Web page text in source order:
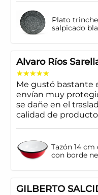
Plato
salpicado
Alvaro Ríos
Me gustó bastante
envían muy
se dañe en el
calidad de
Tazón 14
con borde
GILBERTO